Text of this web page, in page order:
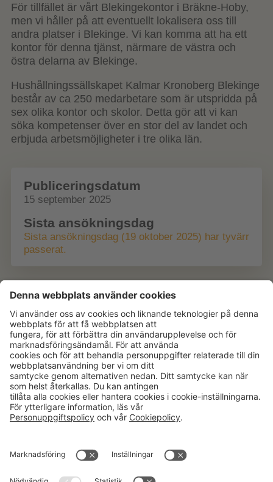
För tillfället är vårt Blekingekontor i Bräkne-Hoby,
men vi håller på att eventuellt lokalisera oss till
andra platser i Blekinge. Vi kan komma att ha ett
kontor för denna tjänst, närmare de västra och
östra delarna av Blekinge.
Hushållningssällskapet Kalmar Kronoberg Blekinge
består av ca 250 medarbetare som är utspridda på
sex olika kontor och skolor. Detta gör att vi kan
söka kompetenser över en stor del av landet och
erbjuda arbetsmöjligheter i tre olika län.
Publiceringsdatum
15 september 2025
Sista ansökningsdag
Sista ansökningsdag (19 oktober 2025) har tyvärr
passerat.
Karriär
Verksamheter
Om Hushållningssällskapet